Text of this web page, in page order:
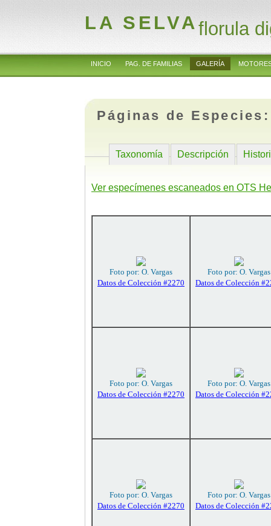
LA SELVAflorula
INICIO PAG. DE FAMILIAS GALERÍA
Páginas de
Taxonomía Descripción
Ver especímenes escaneados en OTS
Foto por: O. Vargas
Datos de Colección #2270
Foto por: O. Vargas
Datos de Colección
Foto por: O. Vargas
Datos de Colección #2270
Foto por: O. Vargas
Datos de Colección
Foto por: O. Vargas
Datos de Colección #2270
Foto por: O. Vargas
Datos de Colección